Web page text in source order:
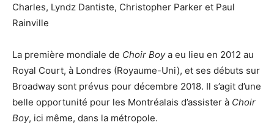
Charles, Lyndz Dantiste, Christopher Parker et Paul
Rainville
La première mondiale de Choir Boya eu lieu en 2012 au
Royal Court, à Londres (Royaume-Uni), et ses débuts sur
Broadway sont prévus pour décembre 2018. Il s’agit d’une
belle opportunité pour les Montréalais d’assister à Choir
Boy, ici même, dans la métropole.